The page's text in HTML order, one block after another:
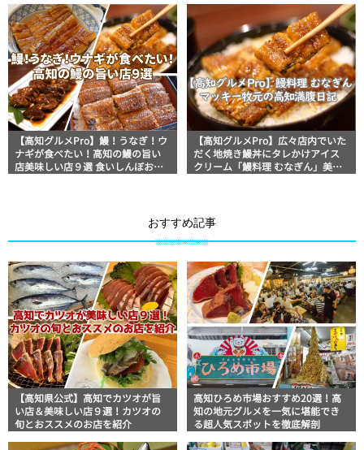
【高知グルメPro】鰻！うなぎ！ウ
ナギが食べたい！高知の鰻の旨い
店美味しい店９選 食いしんぼおじ
【高知グルメPro】広々店内でいた
だく地焼き鰻丼にタレかけアイス
クリーム「鰻料理 むなぎん」美食
おすすめ記事
【高知県公式】高知でカツオが旨
い店＆美味しい店９選！カツオの
旬とおススメのお店を紹介
高知ひろめ市場おすすめ20選！高
知の地元グルメを一気に堪能でき
る超人気スポットを徹底解剖